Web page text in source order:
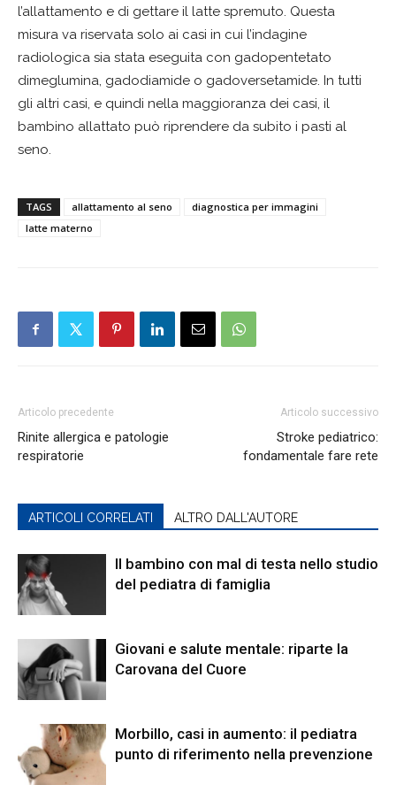
l’allattamento e di gettare il latte spremuto. Questa
misura va riservata solo ai casi in cui l’indagine
radiologica sia stata eseguita con gadopentetato
dimeglumina, gadodiamide o gadoversetamide. In tutti
gli altri casi, e quindi nella maggioranza dei casi, il
bambino allattato può riprendere da subito i pasti al
seno.
TAGS allattamento al seno
diagnostica per immagini
latte materno
Articolo precedente
Rinite allergica e patologie
respiratorie
Articolo successivo
Stroke pediatrico:
fondamentale fare rete
ARTICOLI CORRELATI ALTRO DALL'AUTORE
Il bambino con mal di testa nello studio
del pediatra di famiglia
Giovani e salute mentale: riparte la
Carovana del Cuore
Morbillo, casi in aumento: il pediatra
punto di riferimento nella prevenzione